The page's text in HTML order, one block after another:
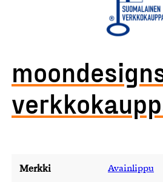
Merkki Avainlippu